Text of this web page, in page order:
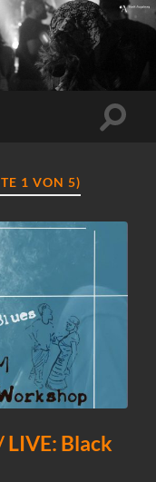
1 VON 5)
LIVE: Black